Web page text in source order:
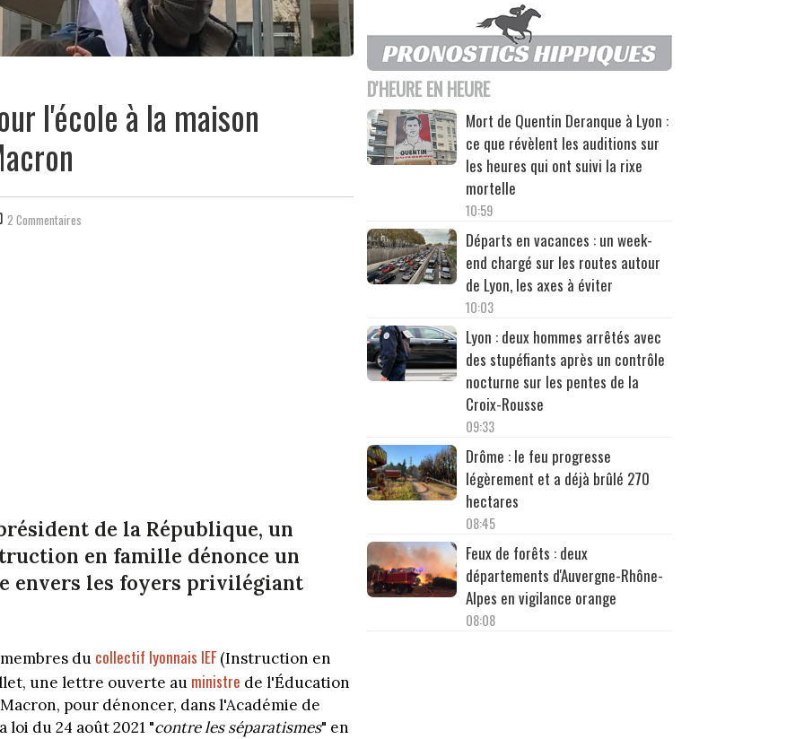
l'école à la maison
2 Commentaires
de la République, un
en famille dénonce un
envers les foyers privilégiant
du collectif lyonnais IEF(Instruction en
une lettre ouverte au ministre de l'Éducation
pour dénoncer, dans l'Académie de
loi du 24 août 2021 "contre les séparatismes" en
D'HEURE EN HEURE
Mort de Quentin Deranque à Lyon :
ce que révèlent les auditions sur
les heures qui ont suivi la rixe
mortelle
10:59
Départs en vacances : un week-
end chargé sur les routes autour
de Lyon, les axes à éviter
10:03
Lyon : deux hommes arrêtés avec
des stupéfiants après un contrôle
nocturne sur les pentes de la
Croix-Rousse
09:33
Drôme : le feu progresse
légèrement et a déjà brûlé 270
hectares
08:45
Feux de forêts : deux
départements d'Auvergne-Rhône-
Alpes en vigilance orange
08:08